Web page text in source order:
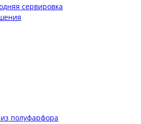
сервировка
полуфарфора